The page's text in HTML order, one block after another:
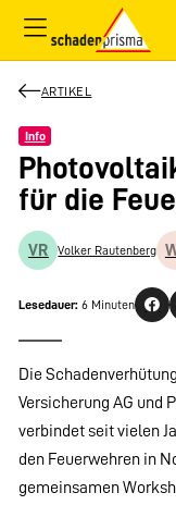
ARTIKEL
Info
für die
VR Volker Rautenberg
Lesedauer: 6 Minuten
Die
Versicherung AG und
verbindet seit vielen
den Feuerwehren in
gemeinsamen